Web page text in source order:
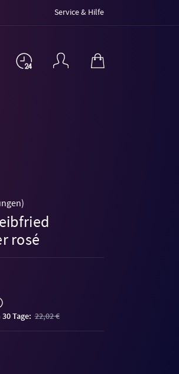
Service & Hilfe
)
rosé
Tage: 22,02 €